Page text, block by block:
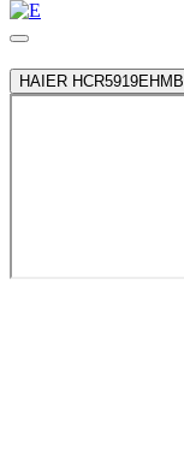
HAIER HCR5919EHMB